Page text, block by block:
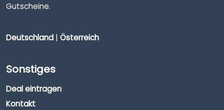
Gutscheine.
Deutschland | Österreich
Sonstiges
Deal eintragen
Kontakt